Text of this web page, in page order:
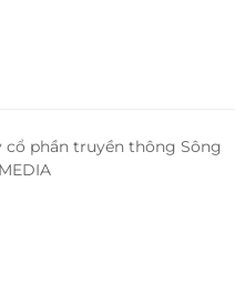
cổ phần truyền thông Sông